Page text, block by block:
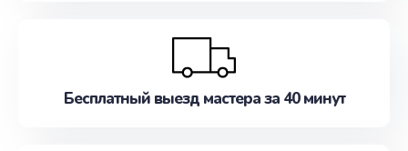
Бесплатный выезд мастера за 40 минут